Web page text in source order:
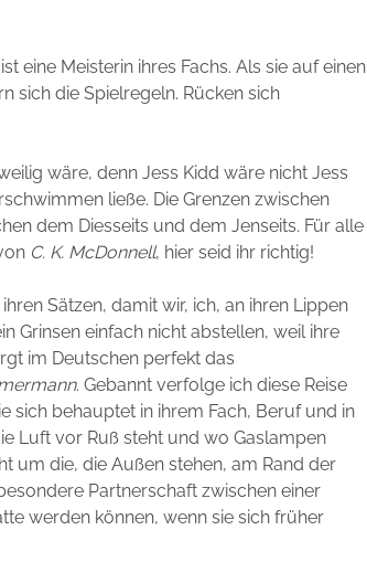
eine Meisterin ihres Fachs. Als sie auf einen
sich die Spielregeln. Rücken sich
wäre, denn Jess Kidd wäre nicht Jess
ließe. Die Grenzen zwischen
dem Diesseits und dem Jenseits. Für alle
C. K. McDonnell, hier seid ihr richtig!
Sätzen, damit wir, ich, an ihren Lippen
Grinsen einfach nicht abstellen, weil ihre
im Deutschen perfekt das
. Gebannt verfolge ich diese Reise
sich behauptet in ihrem Fach, Beruf und in
Luft vor Ruß steht und wo Gaslampen
um die, die Außen stehen, am Rand der
Partnerschaft zwischen einer
werden können, wenn sie sich früher